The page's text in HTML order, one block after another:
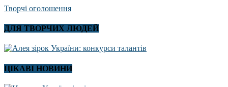
Творчі оголошення
ДЛЯ ТВОРЧИХ ЛЮДЕЙ
ЦІКАВІ НОВИНИ